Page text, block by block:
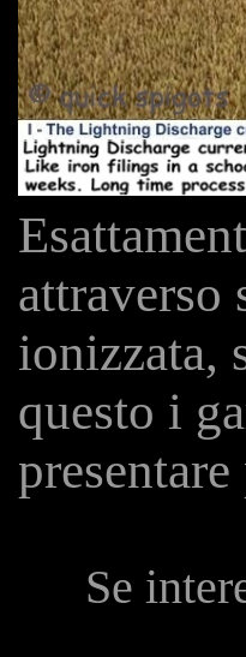
attraverso
ionizzata,
questo i
Se